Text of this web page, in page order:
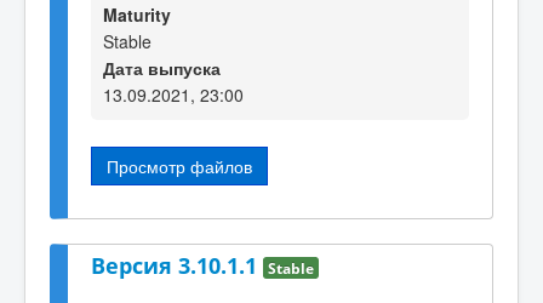
Maturity
Stable
Дата выпуска
13.09.2021, 23:00
Просмотр файлов
Версия 3.10.1.1 Stable